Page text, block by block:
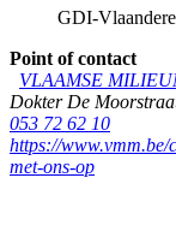
GDI-
Point of contact
VLAAMSE
Dokter De
053 72 62 10
https://www.vmm.be/
met-ons-op